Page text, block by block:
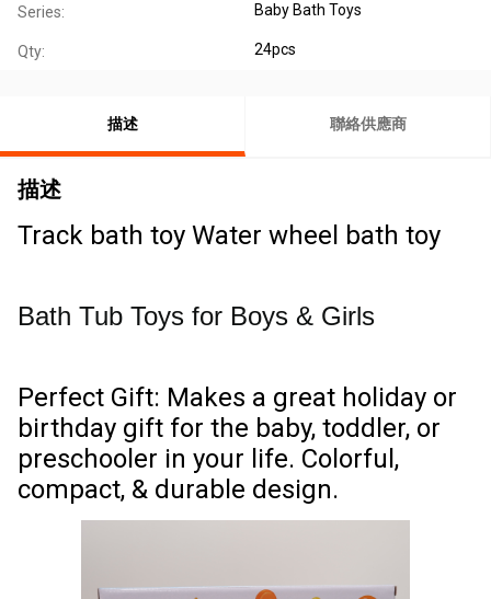
Series: Baby Bath Toys
Qty: 24pcs
描述 聯絡供應商
描述
Track bath toy Water wheel bath toy
Bath Tub Toys for Boys & Girls
Perfect Gift: Makes a great holiday or
birthday gift for the baby, toddler, or
preschooler in your life. Colorful,
compact, & durable design.